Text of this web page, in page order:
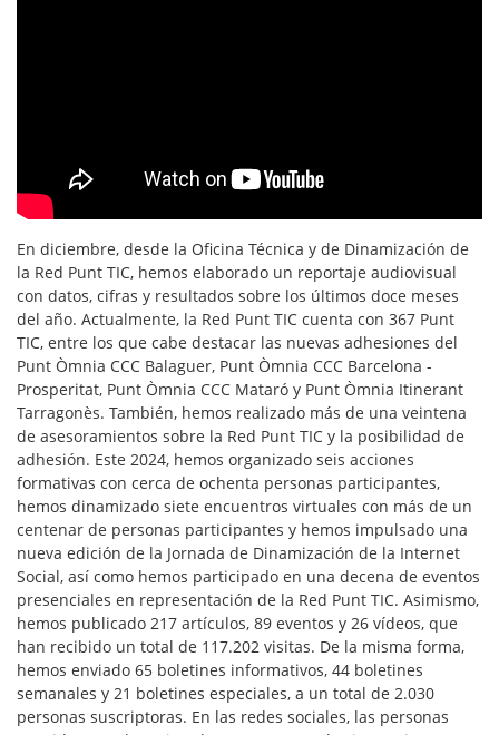
En diciembre, desde la Oficina Técnica y de Dinamización de
la Red Punt TIC, hemos elaborado un reportaje audiovisual
con datos, cifras y resultados sobre los últimos doce meses
del año. Actualmente, la Red Punt TIC cuenta con 367 Punt
TIC, entre los que cabe destacar las nuevas adhesiones del
Punt Òmnia CCC Balaguer, Punt Òmnia CCC Barcelona -
Prosperitat, Punt Òmnia CCC Mataró y Punt Òmnia Itinerant
Tarragonès. También, hemos realizado más de una veintena
de asesoramientos sobre la Red Punt TIC y la posibilidad de
adhesión. Este 2024, hemos organizado seis acciones
formativas con cerca de ochenta personas participantes,
hemos dinamizado siete encuentros virtuales con más de un
centenar de personas participantes y hemos impulsado una
nueva edición de la Jornada de Dinamización de la Internet
Social, así como hemos participado en una decena de eventos
presenciales en representación de la Red Punt TIC. Asimismo,
hemos publicado 217 artículos, 89 eventos y 26 vídeos, que
han recibido un total de 117.202 visitas. De la misma forma,
hemos enviado 65 boletines informativos, 44 boletines
semanales y 21 boletines especiales, a un total de 2.030
personas suscriptoras. En las redes sociales, las personas